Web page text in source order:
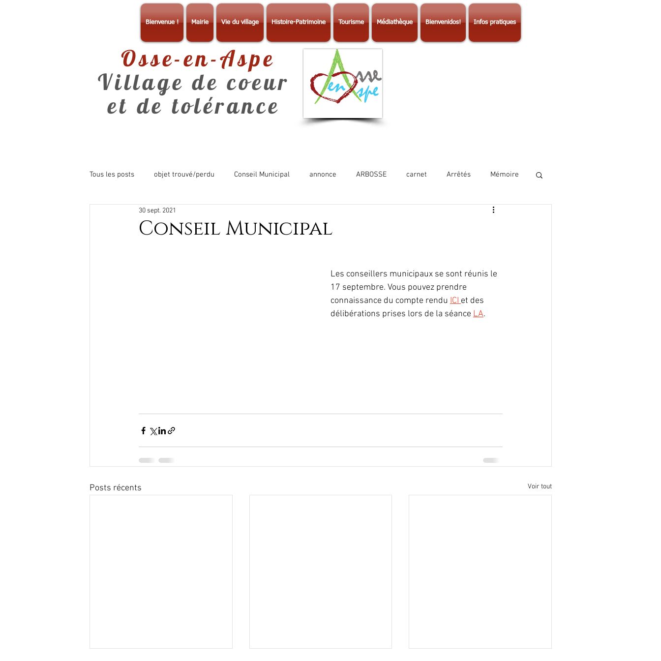
Bienvenue ! Mairie Vie du village Histoire-Patrimoine Tourisme Médiathèque Bienvenidos! Infos pratiques
Osse-en-Aspe
Village de coeur
et de tolérance
Tous les posts objet trouvé/perdu Conseil Municipal annonce ARBOSSE carnet Arrêtés Mémoire
consultation info mairie
Conseil Municipal
30 sept. 2021
Les conseillers municipaux se sont réunis le
17 septembre. Vous pouvez prendre
connaissance du compte rendu ICI et des
délibérations prises lors de la séance LA.
Posts récents Voir tout